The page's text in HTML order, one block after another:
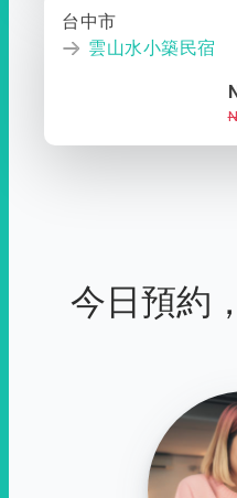
台中市
雲山水小築民宿
今日預約